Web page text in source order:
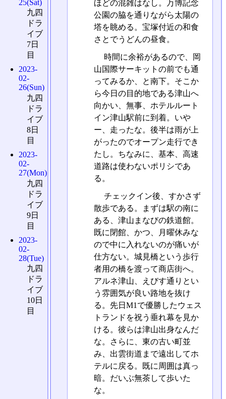
ほどの混雑はなし。万博記念
公園の脇を通りながら太陽の
塔を眺める。宝塚付近の和食
さとでうどんの昼食。
時間に余裕があるので、岡
山国際サーキットの前でも通
ってみるか、と南下。そこか
ら今日の目的地である津山へ
向かい、無事、ホテルルート
イン津山駅前に到着。いや
ー、走ったな。後半は雨が上
がったのでオープン走行でき
たし。ちなみに、基本、高速
道路は使わないポリシであ
る。
チェックイン後、すかさず
散歩である。まずは駅の南に
ある、津山まなびの鉄道館。
既に閉館、かつ、月曜休みな
ので中に入れないのが痛いが
仕方ない。城見橋という歩行
者用の橋を渡って商店街へ。
アルネ津山、えびす通りとい
う雰囲気が良い路地を抜け
る。先日M1で優勝したウェス
トランドを祝う垂れ幕を見か
ける。彼らは津山出身なんだ
な。さらに、東の古い町並
み、出雲街道まで遠出してホ
テルに戻る。既に周囲は真っ
暗。だいぶ無茶して歩いた
な。
25(Sat)
九四
ドラ
イブ
7日
目
2023-
02-
26(Sun)
九四
ドラ
イブ
8日
目
2023-
02-
27(Mon)
九四
ドラ
イブ
9日
目
2023-
02-
28(Tue)
九四
ドラ
イブ
10日
目